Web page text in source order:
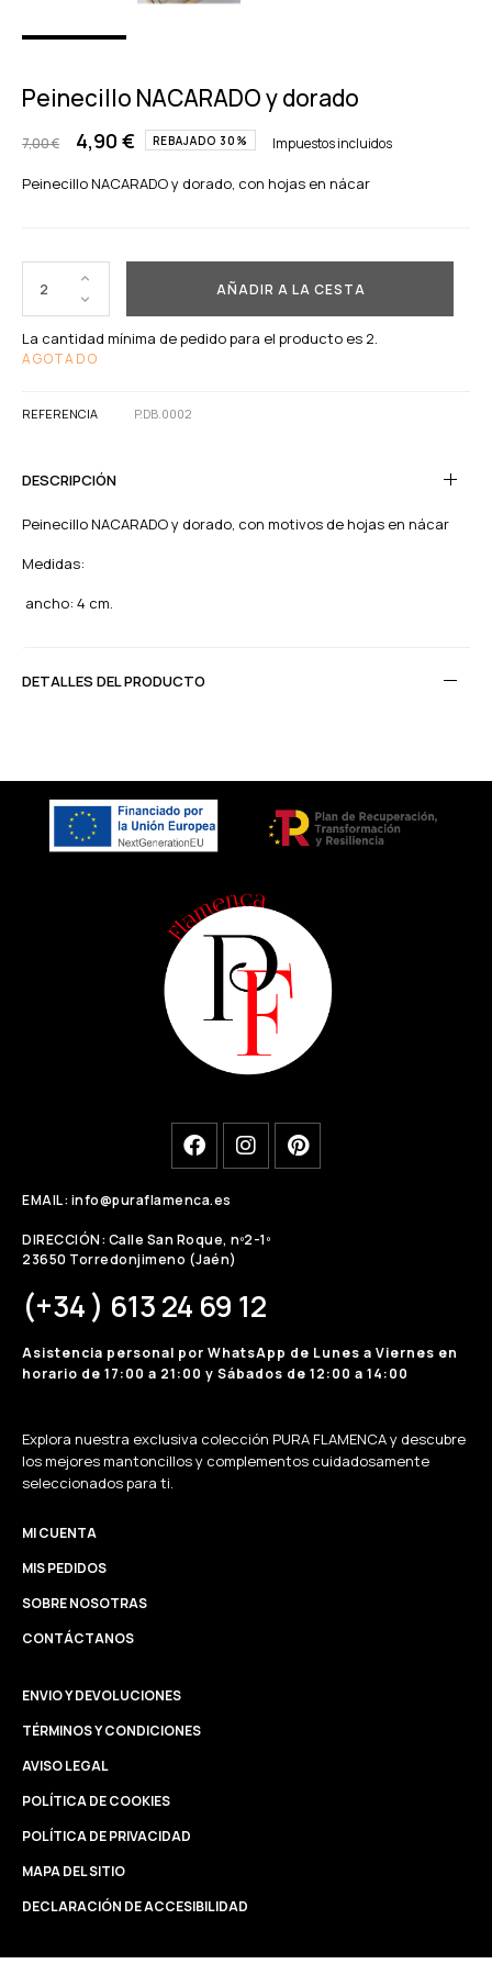
Peinecillo NACARADO y dorado
7,00 € 4,90 € REBAJADO 30% Impuestos incluidos
Peinecillo NACARADO y dorado, con hojas en nácar
AÑADIR A LA CESTA
La cantidad mínima de pedido para el producto es 2.
AGOTADO
REFERENCIA P.DB.0002
DESCRIPCIÓN
Peinecillo NACARADO y dorado, con motivos de hojas en nácar
Medidas:
ancho: 4 cm.
DETALLES DEL PRODUCTO
EMAIL: info@puraflamenca.es
DIRECCIÓN: Calle San Roque, nº2-1º
23650 Torredonjimeno (Jaén)
(+34 ) 613 24 69 12
Asistencia personal por WhatsApp de Lunes a Viernes en
horario de 17:00 a 21:00 y Sábados de 12:00 a 14:00
Explora nuestra exclusiva colección PURA FLAMENCA y descubre
los mejores mantoncillos y complementos cuidadosamente
seleccionados para ti.
MI CUENTA
MIS PEDIDOS
SOBRE NOSOTRAS
CONTÁCTANOS
ENVIO Y DEVOLUCIONES
TÉRMINOS Y CONDICIONES
AVISO LEGAL
POLÍTICA DE COOKIES
POLÍTICA DE PRIVACIDAD
MAPA DEL SITIO
DECLARACIÓN DE ACCESIBILIDAD